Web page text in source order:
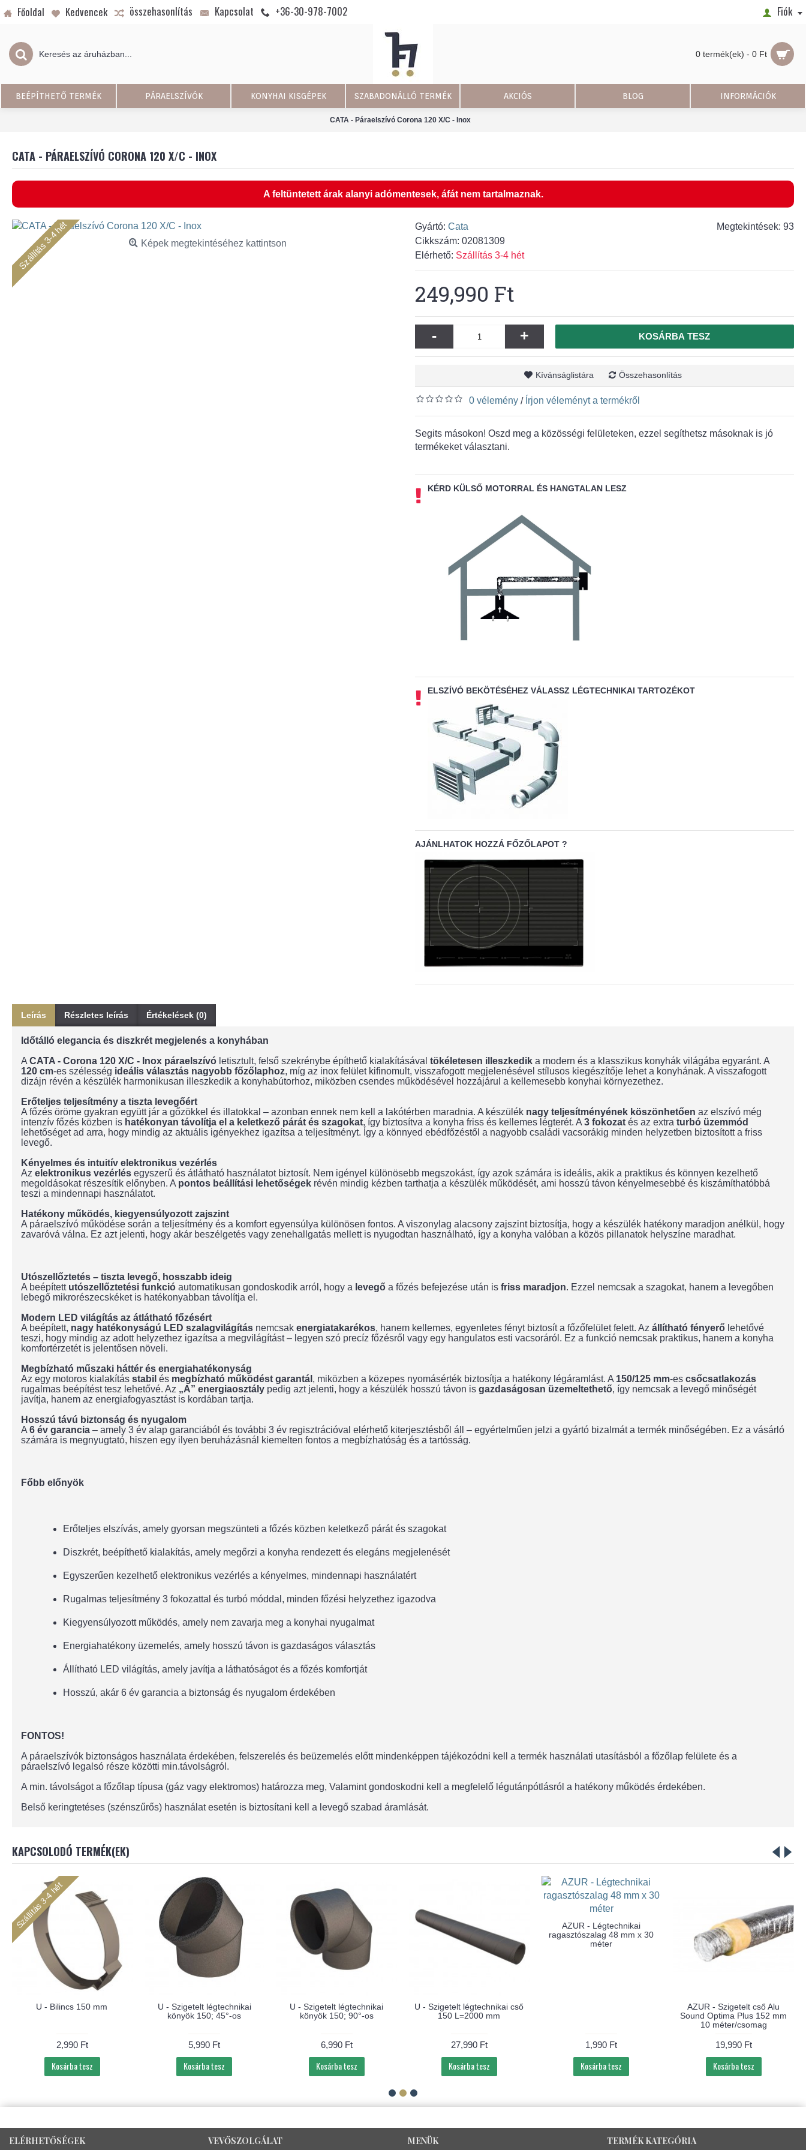
Főoldal Kedvencek összehasonlítás Kapcsolat +36-30-978-7002 Fiók
0 termék(ek) - 0 Ft
BEÉPÍTHETŐ TERMÉK PÁRAELSZÍVÓK KONYHAI KISGÉPEK SZABADONÁLLÓ TERMÉK AKCIÓS BLOG INFORMÁCIÓK
CATA - Páraelszívó Corona 120 X/C - Inox
CATA - PÁRAELSZÍVÓ CORONA 120 X/C - INOX
A feltüntetett árak alanyi adómentesek, áfát nem tartalmaznak.
Szállítás 3-4 hét Képek megtekintéséhez kattintson
Megtekintések: 93
Gyártó: Cata
Cikkszám: 02081309
Elérhető: Szállítás 3-4 hét
249,990 Ft
- + KOSÁRBA TESZ
Kívánságlistára Összehasonlítás
0 vélemény / Írjon véleményt a termékről
Segits másokon! Oszd meg a közösségi felületeken, ezzel segíthetsz másoknak is jó
termékeket választani.
KÉRD KÜLSŐ MOTORRAL ÉS HANGTALAN LESZ
ELSZÍVÓ BEKÖTÉSÉHEZ VÁLASSZ LÉGTECHNIKAI TARTOZÉKOT
AJÁNLHATOK HOZZÁ FŐZŐLAPOT ?
Leírás Részletes leírás Értékelések (0)
Időtálló elegancia és diszkrét megjelenés a konyhában
A CATA - Corona 120 X/C - Inox páraelszívó letisztult, felső szekrénybe építhető kialakításával tökéletesen illeszkedik a modern és a klasszikus konyhák világába egyaránt. A
120 cm-es szélesség ideális választás nagyobb főzőlaphoz, míg az inox felület kifinomult, visszafogott megjelenésével stílusos kiegészítője lehet a konyhának. A visszafogott
dizájn révén a készülék harmonikusan illeszkedik a konyhabútorhoz, miközben csendes működésével hozzájárul a kellemesebb konyhai környezethez.
Erőteljes teljesítmény a tiszta levegőért
A főzés öröme gyakran együtt jár a gőzökkel és illatokkal – azonban ennek nem kell a lakótérben maradnia. A készülék nagy teljesítményének köszönhetően az elszívó még
intenzív főzés közben is hatékonyan távolítja el a keletkező párát és szagokat, így biztosítva a konyha friss és kellemes légterét. A 3 fokozat és az extra turbó üzemmód
lehetőséget ad arra, hogy mindig az aktuális igényekhez igazítsa a teljesítményt. Így a könnyed ebédfőzéstől a nagyobb családi vacsorákig minden helyzetben biztosított a friss
levegő.
Kényelmes és intuitív elektronikus vezérlés
Az elektronikus vezérlés egyszerű és átlátható használatot biztosít. Nem igényel különösebb megszokást, így azok számára is ideális, akik a praktikus és könnyen kezelhető
megoldásokat részesítik előnyben. A pontos beállítási lehetőségek révén mindig kézben tarthatja a készülék működését, ami hosszú távon kényelmesebbé és kiszámíthatóbbá
teszi a mindennapi használatot.
Hatékony működés, kiegyensúlyozott zajszint
A páraelszívó működése során a teljesítmény és a komfort egyensúlya különösen fontos. A viszonylag alacsony zajszint biztosítja, hogy a készülék hatékony maradjon anélkül, hogy
zavaróvá válna. Ez azt jelenti, hogy akár beszélgetés vagy zenehallgatás mellett is nyugodtan használható, így a konyha valóban a közös pillanatok helyszíne maradhat.
Utószellőztetés – tiszta levegő, hosszabb ideig
A beépített utószellőztetési funkció automatikusan gondoskodik arról, hogy a levegő a főzés befejezése után is friss maradjon. Ezzel nemcsak a szagokat, hanem a levegőben
lebegő mikrorészecskéket is hatékonyabban távolítja el.
Modern LED világítás az átlátható főzésért
A beépített, nagy hatékonyságú LED szalagvilágítás nemcsak energiatakarékos, hanem kellemes, egyenletes fényt biztosít a főzőfelület felett. Az állítható fényerő lehetővé
teszi, hogy mindig az adott helyzethez igazítsa a megvilágítást – legyen szó precíz főzésről vagy egy hangulatos esti vacsoráról. Ez a funkció nemcsak praktikus, hanem a konyha
komfortérzetét is jelentősen növeli.
Megbízható műszaki háttér és energiahatékonyság
Az egy motoros kialakítás stabil és megbízható működést garantál , miközben a közepes nyomásérték biztosítja a hatékony légáramlást. A 150/125 mm-es csőcsatlakozás
rugalmas beépítést tesz lehetővé. Az „A” energiaosztály pedig azt jelenti, hogy a készülék hosszú távon is gazdaságosan üzemeltethető, így nemcsak a levegő minőségét
javítja, hanem az energiafogyasztást is kordában tartja.
Hosszú távú biztonság és nyugalom
A 6 év garancia – amely 3 év alap garanciából és további 3 év regisztrációval elérhető kiterjesztésből áll – egyértelműen jelzi a gyártó bizalmát a termék minőségében. Ez a vásárló
számára is megnyugtató, hiszen egy ilyen beruházásnál kiemelten fontos a megbízhatóság és a tartósság.
Főbb előnyök
Erőteljes elszívás, amely gyorsan megszünteti a főzés közben keletkező párát és szagokat
Diszkrét, beépíthető kialakítás, amely megőrzi a konyha rendezett és elegáns megjelenését
Egyszerűen kezelhető elektronikus vezérlés a kényelmes, mindennapi használatért
Rugalmas teljesítmény 3 fokozattal és turbó móddal, minden főzési helyzethez igazodva
Kiegyensúlyozott működés, amely nem zavarja meg a konyhai nyugalmat
Energiahatékony üzemelés, amely hosszú távon is gazdaságos választás
Állítható LED világítás, amely javítja a láthatóságot és a főzés komfortját
Hosszú, akár 6 év garancia a biztonság és nyugalom érdekében
FONTOS!
A páraelszívók biztonságos használata érdekében, felszerelés és beüzemelés előtt mindenképpen tájékozódni kell a termék használati utasításból a főzőlap felülete és a
páraelszívó legalsó része közötti min.távolságról.
A min. távolságot a főzőlap típusa (gáz vagy elektromos) határozza meg, Valamint gondoskodni kell a megfelelő légutánpótlásról a hatékony működés érdekében.
Belső keringtetéses (szénszűrős) használat esetén is biztosítani kell a levegő szabad áramlását.
KAPCSOLODÓ TERMÉK(EK)
U - Szigetelt légtechnikai cső
27,990 Ft
Kosárba tesz
AZUR - Légtechnikai
ragasztószalag 48 mm x 30
méter
1,990 Ft
Kosárba tesz
AZUR - Szigetelt cső Alu
Sound Optima Plus 152 mm
19,990 Ft
Kosárba tesz
AZUR - Flexibilis cső Alu
Basic 152 mm 10
7,990 Ft
Kosárba tesz
2,690 Ft
Kosárba tesz
AZUR - Szigetelt cső Alu
Sound Optima Plus 152
3 méter/csomag
8,990 Ft
Kosárba tesz
ELÉRHETŐSÉGEK VEVŐSZOLGÁLAT MENÜK TERMÉK KATEGÓRIA